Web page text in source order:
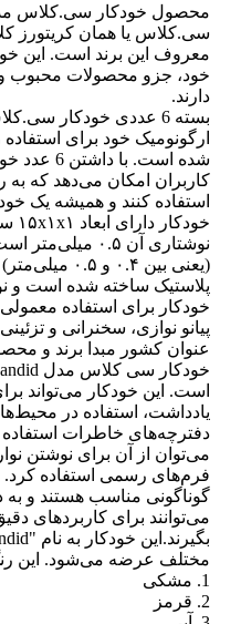
معروف این برند است. این
خود، جزو محصولات محبوب و
دارند.
ارگونومیک خود برای
شده است.
کاربران امکان می‌دهد که به
استفاده کنند و همیشه یک
(یعنی بین
پلاستیک ساخته شده است و
خودکار برای استفاده
پیانو نوازی، سخنرانی و
عنوان کشور مبدا برند و
است. این خودکار می‌تواند
یادداشت، استفاده در
دفترچه‌های خاطرات
می‌توان از آن برای نوشتن
فرم‌های رسمی استفاده کرد.
گوناگونی مناسب هستند و به
می‌توانند برای کاربردهای
مختلف عرضه می‌شود. این
1. مشکی
2. قرمز